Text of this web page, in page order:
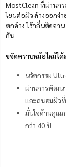
MostClean ที่ผ่านก
โยนต่อผิว ล้างออกง่า
ตกค้าง ไร้กลิ่นติดจา
กัน
ขจัดคราบหม้อไหม้ได้
นวัตกรรม
ผ่านการพัฒน
และถนอมผิว
มั่นใจด้านคุณ
กว่า 40 ปี